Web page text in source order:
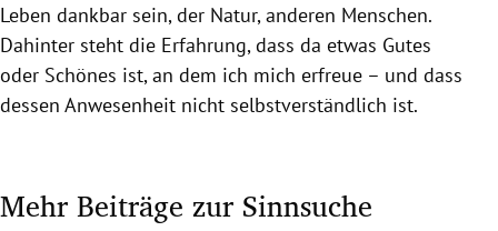
Leben dankbar sein, der Natur, anderen Menschen.
Dahinter steht die Erfahrung, dass da etwas Gutes
oder Schönes ist, an dem ich mich erfreue – und dass
dessen Anwesenheit nicht selbstverständlich ist.
Mehr Beiträge zur Sinnsuche